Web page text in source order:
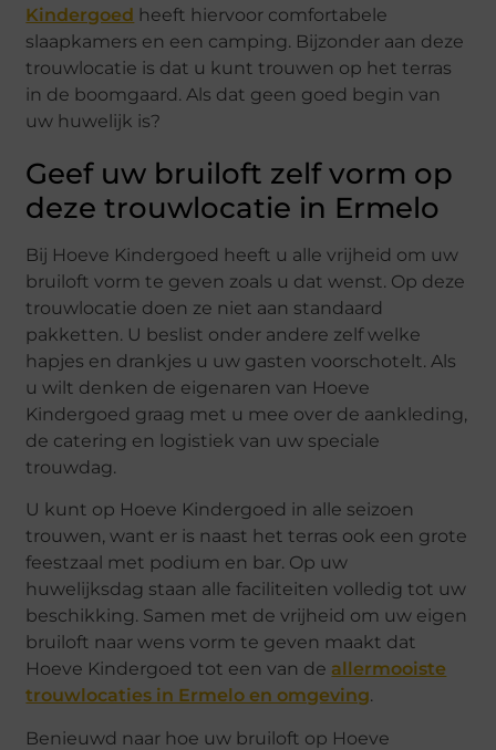
Kindergoed heeft hiervoor comfortabele
slaapkamers en een camping. Bijzonder aan deze
trouwlocatie is dat u kunt trouwen op het terras
in de boomgaard. Als dat geen goed begin van
uw huwelijk is?
Geef uw bruiloft zelf vorm op
deze trouwlocatie in Ermelo
Bij Hoeve Kindergoed heeft u alle vrijheid om uw
bruiloft vorm te geven zoals u dat wenst. Op deze
trouwlocatie doen ze niet aan standaard
pakketten. U beslist onder andere zelf welke
hapjes en drankjes u uw gasten voorschotelt. Als
u wilt denken de eigenaren van Hoeve
Kindergoed graag met u mee over de aankleding,
de catering en logistiek van uw speciale
trouwdag.
U kunt op Hoeve Kindergoed in alle seizoen
trouwen, want er is naast het terras ook een grote
feestzaal met podium en bar. Op uw
huwelijksdag staan alle faciliteiten volledig tot uw
beschikking. Samen met de vrijheid om uw eigen
bruiloft naar wens vorm te geven maakt dat
Hoeve Kindergoed tot een van de allermooiste
trouwlocaties in Ermelo en omgeving.
Benieuwd naar hoe uw bruiloft op Hoeve